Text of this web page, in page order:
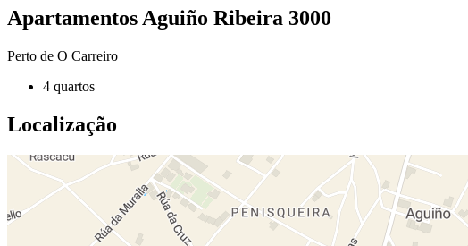
Apartamentos Aguiño Ribeira 3000
Perto de O Carreiro
4 quartos
Localização